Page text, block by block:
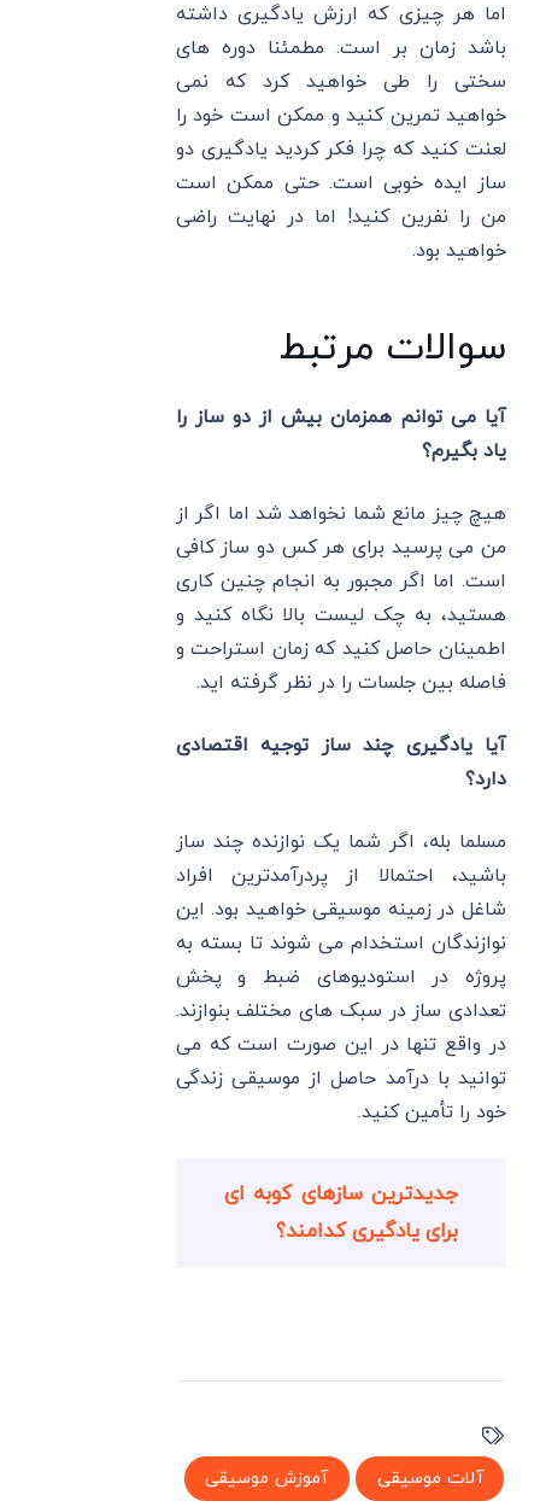
اما هر چیزی که ارزش یادگیری داشته
باشد زمان بر است. مطمئنا دوره های
سختی را طی خواهید کرد که نمی
خواهید تمرین کنید و ممکن است خود را
لعنت کنید که چرا فکر کردید یادگیری دو
ساز ایده خوبی است. حتی ممکن است
من را نفرین کنید! اما در نهایت راضی
خواهید بود.
سوالات مرتبط
آیا می توانم همزمان بیش از دو ساز را
یاد بگیرم؟
هیچ چیز مانع شما نخواهد شد اما اگر از
من می پرسید برای هر کس دو ساز کافی
است. اما اگر مجبور به انجام چنین کاری
هستید، به چک لیست بالا نگاه کنید و
اطمینان حاصل کنید که زمان استراحت و
فاصله بین جلسات را در نظر گرفته اید.
آیا یادگیری چند ساز توجیه اقتصادی
دارد؟
مسلما بله، اگر شما یک نوازنده چند ساز
باشید، احتمالا از پردرآمدترین افراد
شاغل در زمینه موسیقی خواهید بود. این
نوازندگان استخدام می شوند تا بسته به
پروژه در استودیوهای ضبط و پخش
تعدادی ساز در سبک های مختلف بنوازند.
در واقع تنها در این صورت است که می
توانید با درآمد حاصل از موسیقی زندگی
خود را تأمین کنید.
جدیدترین سازهای کوبه ای
برای یادگیری کدامند؟
آلات موسیقی آموزش موسیقی